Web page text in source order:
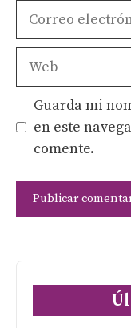
Correo
Web
Guarda mi
en este
comente.